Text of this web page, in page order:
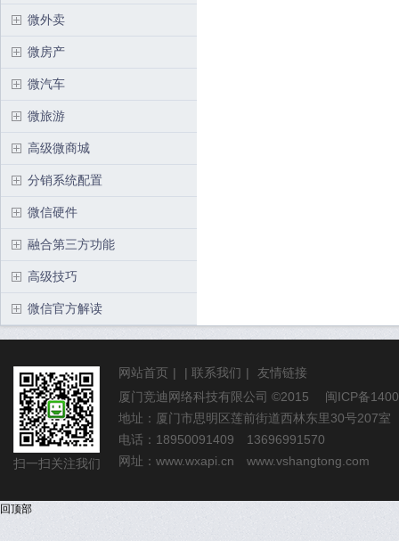
微外卖
微房产
微汽车
微旅游
高级微商城
分销系统配置
微信硬件
融合第三方功能
高级技巧
微信官方解读
扫一扫关注我们
网站首页 | | 联系我们 |
友情链接
厦门竞迪网络科技有限公司 ©2015 闽ICP备
地址：厦门市思明区莲前街道西林东里30号207室
电话：18950091409 13696991570
网址： www.wxapi.cn www.vshangtong.com
回顶部